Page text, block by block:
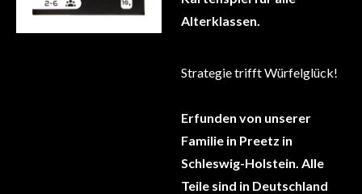
Alterklassen.
Strategie trifft Würfelglück!
Erfunden von unserer
Familie in Preetz in
Schleswig-Holstein. Alle
Teile sind in Deutschland